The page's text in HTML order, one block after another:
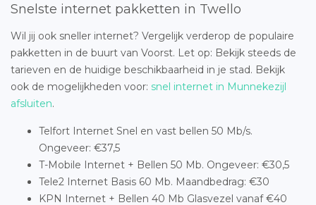
Snelste internet pakketten in Twello
Wil jij ook sneller internet? Vergelijk verderop de populaire
pakketten in de buurt van Voorst. Let op: Bekijk steeds de
tarieven en de huidige beschikbaarheid in je stad. Bekijk
ook de mogelijkheden voor: snel internet in Munnekezijl
afsluiten.
Telfort Internet Snel en vast bellen 50 Mb/s.
Ongeveer: €37,5
T-Mobile Internet + Bellen 50 Mb. Ongeveer: €30,5
Tele2 Internet Basis 60 Mb. Maandbedrag: €30
KPN Internet + Bellen 40 Mb Glasvezel vanaf €40